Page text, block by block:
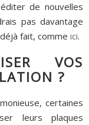
de nouvelles
pas davantage
fait, comme ici.
VOS
?
certaines
leurs plaques